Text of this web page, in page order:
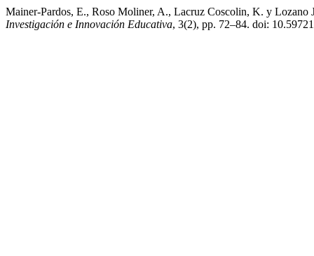
Mainer-Pardos, E., Roso Moliner, A., Lacruz Coscolin, K. y Lozano
Investigación e Innovación Educativa, 3(2), pp. 72–84. doi: